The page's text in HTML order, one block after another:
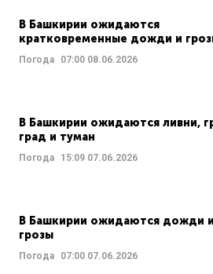
В Башкирии ожидаются
кратковременные дожди и
Погода 07:00 08.06.2026
В Башкирии ожидаются ливни,
град и туман
Погода 15:09 07.06.2026
В Башкирии ожидаются дожди и
грозы
Погода 07:00 07.06.2026